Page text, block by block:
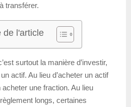
transférer.
de l'article
surtout la manière d’investir,
actif. Au lieu d’acheter un actif
une fraction. Au lieu
longs, certaines